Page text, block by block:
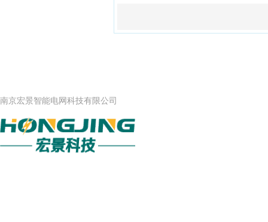
南京宏景智能电网科技有限公司